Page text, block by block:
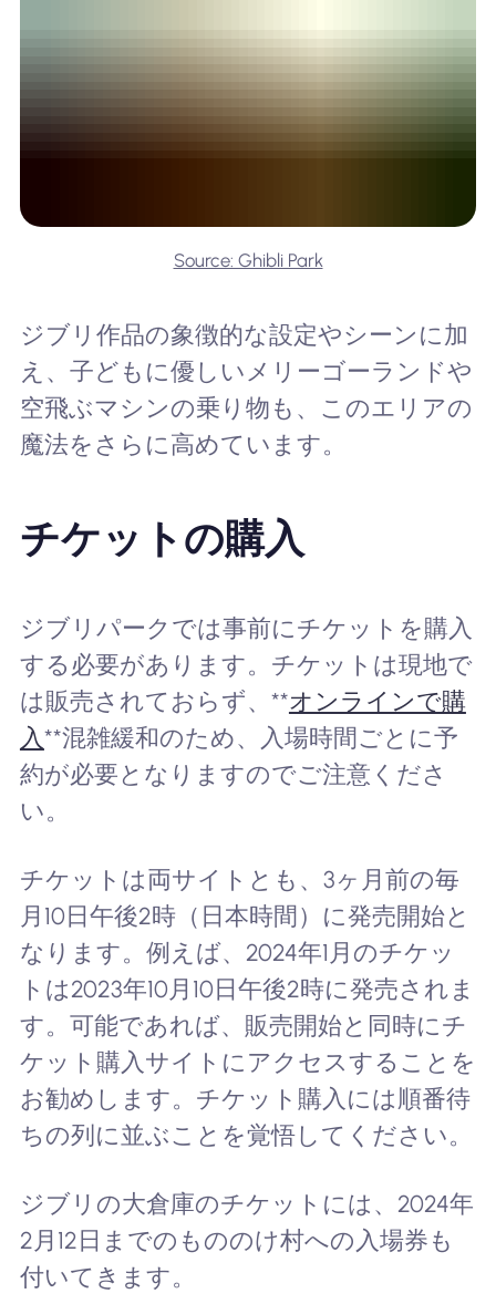
Source: Ghibli Park
ジブリ作品の象徴的な設定やシーンに加
え、子どもに優しいメリーゴーランドや
空飛ぶマシンの乗り物も、このエリアの
魔法をさらに高めています。
チケットの購入
ジブリパークでは事前にチケットを購入
する必要があります。チケットは現地で
は販売されておらず、**オンラインで購
入**混雑緩和のため、入場時間ごとに予
約が必要となりますのでご注意くださ
い。
チケットは両サイトとも、3ヶ月前の毎
月10日午後2時（日本時間）に発売開始と
なります。例えば、2024年1月のチケッ
トは2023年10月10日午後2時に発売されま
す。可能であれば、販売開始と同時にチ
ケット購入サイトにアクセスすることを
お勧めします。チケット購入には順番待
ちの列に並ぶことを覚悟してください。
ジブリの大倉庫のチケットには、2024年
2月12日までのもののけ村への入場券も
付いてきます。